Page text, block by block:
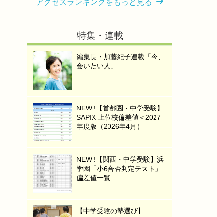
アクセスランキングをもっと見る
特集・連載
編集長・加藤紀子連載「今、
会いたい人」
NEW!!【首都圏・中学受験】
SAPIX 上位校偏差値＜2027
年度版（2026年4月）
NEW!!【関西・中学受験】浜
学園「小6合否判定テスト」
偏差値一覧
【中学受験の塾選び】